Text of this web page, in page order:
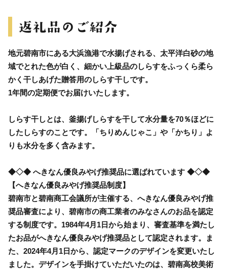
地元碧南市にある大浜漁港で水揚げされる、太平洋白砂の地
域でとれた色が白く、細かい上級品のしらすをふっくら柔ら
かく干しあげた贈答用のしらす干しです。
1年間の定期便でお届けいたします。
しらす干しとは、釜揚げしらすを干して水分量を70％ほどに
したしらすのことです。「ちりめんじゃこ」や「かちり」よ
りも水分を多く含みます。
◆◇◆ へきなん優良みやげ推奨品に選ばれています ◆◇◆
【へきなん優良みやげ推奨品制度】
碧南市と碧南商工会議所が主催する、へきなん優良みやげ推
奨品審査により、碧南市の商工業者のみなさんのお品を認定
する制度です。1984年4月1日から始まり、審査基準を満たし
たお品がへきなん優良みやげ推奨品として認定されます。ま
た、2024年4月1日から、認定マークのデザインを変更いたし
ました。デザインを手掛けていただいたのは、碧南高校美術